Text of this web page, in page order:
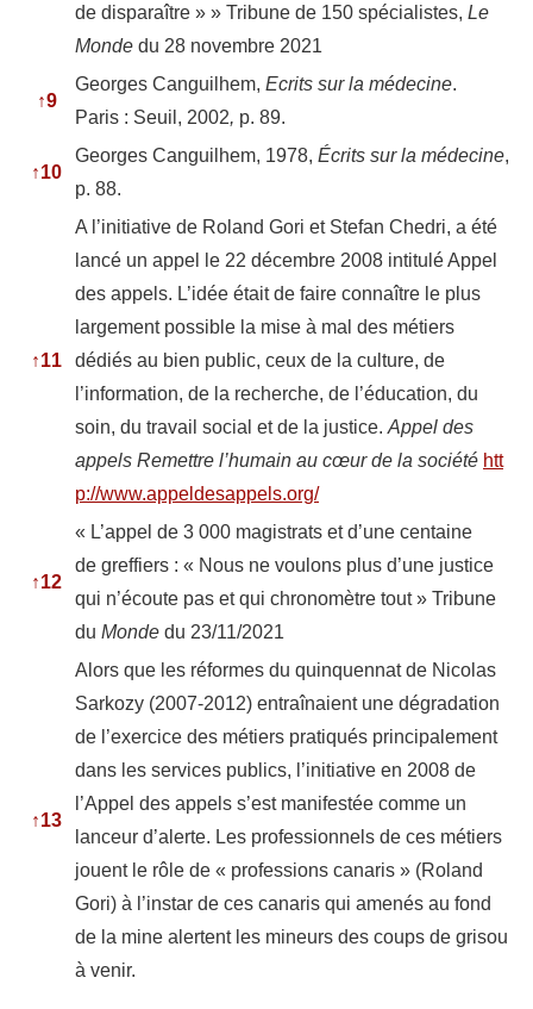
de disparaître » » Tribune de 150 spécialistes, Le
Monde du 28 novembre 2021
↑9
Georges Canguilhem, Ecrits sur la médecine.
Paris : Seuil, 2002, p. 89.
↑10
Georges Canguilhem, 1978, Écrits sur la médecine,
p. 88.
↑11
A l’initiative de Roland Gori et Stefan Chedri, a été
lancé un appel le 22 décembre 2008 intitulé Appel
des appels. L’idée était de faire connaître le plus
largement possible la mise à mal des métiers
dédiés au bien public, ceux de la culture, de
l’information, de la recherche, de l’éducation, du
soin, du travail social et de la justice. Appel des
appels Remettre l’humain au cœur de la société htt
p://www.appeldesappels.org/
↑12
« L’appel de 3 000 magistrats et d’une centaine
de greffiers : « Nous ne voulons plus d’une justice
qui n’écoute pas et qui chronomètre tout » Tribune
du Monde du 23/11/2021
↑13
Alors que les réformes du quinquennat de Nicolas
Sarkozy (2007-2012) entraînaient une dégradation
de l’exercice des métiers pratiqués principalement
dans les services publics, l’initiative en 2008 de
l’Appel des appels s’est manifestée comme un
lanceur d’alerte. Les professionnels de ces métiers
jouent le rôle de « professions canaris » (Roland
Gori) à l’instar de ces canaris qui amenés au fond
de la mine alertent les mineurs des coups de grisou
à venir.